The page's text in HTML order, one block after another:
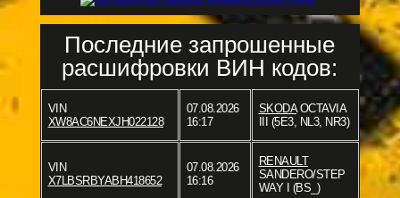
Последние запрошенные
расшифровки ВИН кодов:
VIN
XW8AC6NEXJH022128
07.08.2026
16:17
SKODAOCTAVIA
III (5E3, NL3, NR3)
VIN
X7LBSRBYABH418652
07.08.2026
16:16
RENAULT
SANDERO/STEP
WAY I (BS_)